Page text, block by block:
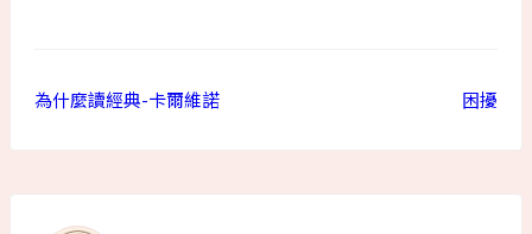
為什麼讀經典-卡爾維諾 困擾